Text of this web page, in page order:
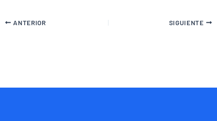
ANTERIOR SIGUIENTE